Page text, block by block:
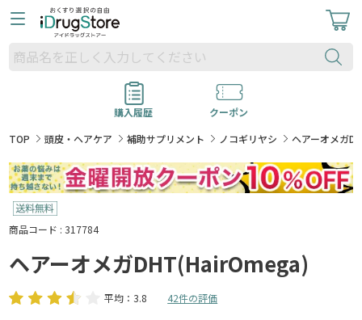
購入履歴
クーポン
TOP
頭皮・ヘアケア 補助サプリメント ノコギリヤシ ヘアーオメガ
商品コード : 317784
ヘアーオメガDHT(HairOmega)
平均：3.8 42件の評価